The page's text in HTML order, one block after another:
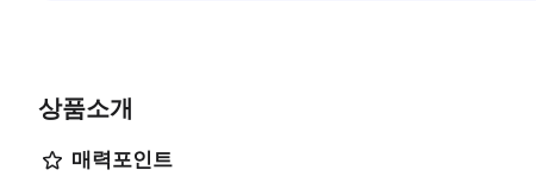
상품소개
매력포인트